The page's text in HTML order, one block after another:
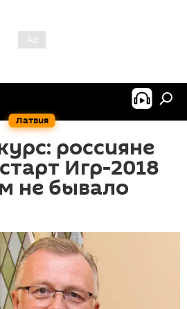
Латвия
россияне
Игр-2018
не бывало